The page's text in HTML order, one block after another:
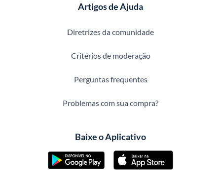
Artigos de Ajuda
Diretrizes da comunidade
Critérios de moderação
Perguntas frequentes
Problemas com sua compra?
Baixe o Aplicativo